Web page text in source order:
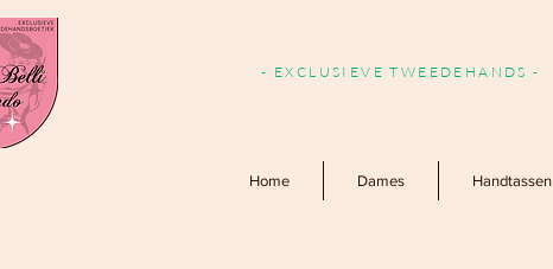
- EXCLUSIEVE TWEEDEHANDS -
Home Dames Handtassen